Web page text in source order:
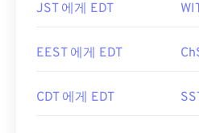
JST 에게 EDT
EEST 에게 EDT
CDT 에게 EDT